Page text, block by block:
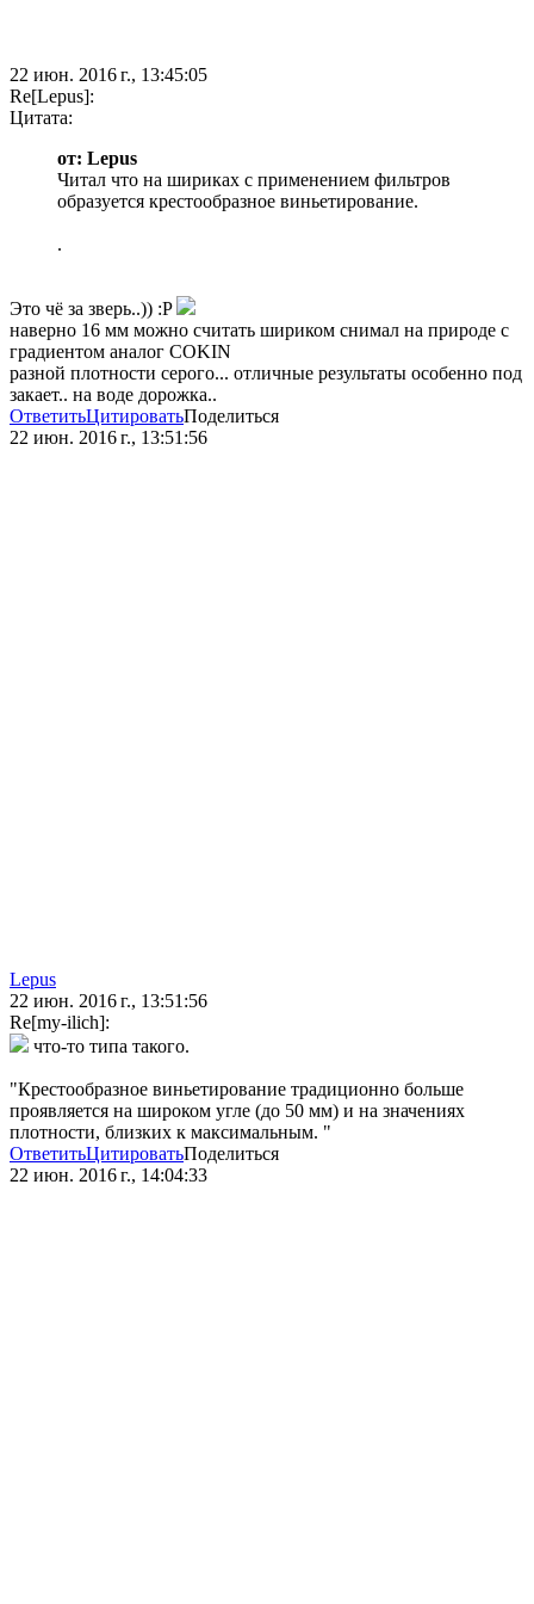
22 июн. 2016 г., 13:45:05
Re[Lepus]:
Цитата:
от: Lepus
Читал что на шириках с применением фильтров
образуется крестообразное виньетирование.
.
Это чё за зверь..)) :P
наверно 16 мм можно считать шириком снимал на природе с
градиентом аналог COKIN
разной плотности серого... отличные результаты особенно под
закает.. на воде дорожка..
ОтветитьЦитироватьПоделиться
22 июн. 2016 г., 13:51:56
Lepus
22 июн. 2016 г., 13:51:56
Re[my-ilich]:
что-то типа такого.
"Крестообразное виньетирование традиционно больше
проявляется на широком угле (до 50 мм) и на значениях
плотности, близких к максимальным. "
ОтветитьЦитироватьПоделиться
22 июн. 2016 г., 14:04:33